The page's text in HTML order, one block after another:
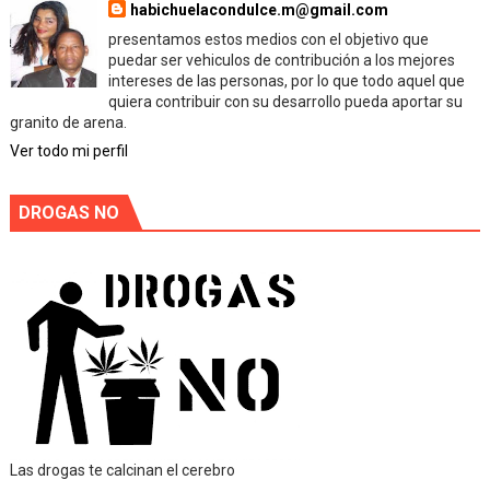
habichuelacondulce.m@gmail.com
presentamos estos medios con el objetivo que
puedar ser vehiculos de contribución a los mejores
intereses de las personas, por lo que todo aquel que
quiera contribuir con su desarrollo pueda aportar su
granito de arena.
Ver todo mi perfil
DROGAS NO
Las drogas te calcinan el cerebro